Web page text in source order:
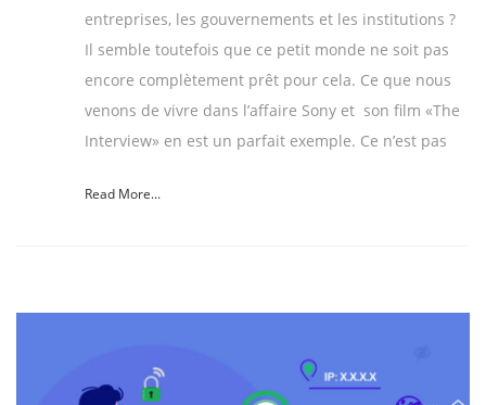
entreprises, les gouvernements et les institutions ?
Il semble toutefois que ce petit monde ne soit pas
encore complètement prêt pour cela. Ce que nous
venons de vivre dans l’affaire Sony et son film «The
Interview» en est un parfait exemple. Ce n’est pas
Read More...